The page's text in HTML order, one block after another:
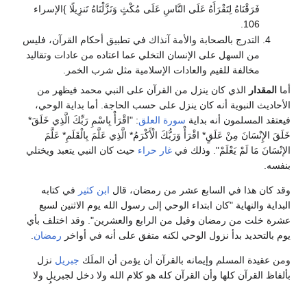
فَرَقْنَاهُ لِتَقْرَأَهُ عَلَى النَّاسِ عَلَى مُكْثٍ وَنَزَّلْنَاهُ تَنزِيلًا }الإسراء
106.
التدرج بالصحابة والأمة آنذاك في تطبيق أحكام القرآن، فليس
من السهل على الإنسان التخلي عما اعتاده من عادات وتقاليد
مخالفة للقيم والعادات الإسلامية مثل شرب الخمر.
أما المقدار الذي كان ينزل من القرآن على النبي محمد فيظهر من
الأحاديث النبوية أنه كان ينزل على حسب الحاجة. أما بداية الوحي،
فيعتقد المسلمون أنه بداية سورة العلق: "اقْرَأْ بِاسْمِ رَبِّكَ الَّذِي خَلَقَ*
خَلَقَ الإِنْسَانَ مِنْ عَلَقٍ* اقْرَأْ وَرَبُّكَ الْأَكْرَمُ* الَّذِي عَلَّمَ بِالْقَلَمِ* عَلَّمَ
الإنْسَانَ مَا لَمْ يَعْلَمْ". وذلك في غار حراء حيث كان النبي يتعبد ويختلي
بنفسه.
وقد كان هذا في السابع عشر من رمضان، قال ابن كثير في كتابه
البداية والنهاية "كان ابتداء الوحي إلى رسول الله يوم الاثنين لسبع
عشرة خلت من رمضان وقيل من الرابع والعشرين". وقد اختلف بأي
يوم بالتحديد بدأ نزول الوحي لكنه متفق على أنه في أواخر رمضان.
ومن عقيدة المسلم وإيمانه بالقرآن أن يؤمن أن الملَك جبريل نزل
بألفاظ القرآن كلها وأن القرآن كله هو كلام الله ولا دخل لجبريل ولا